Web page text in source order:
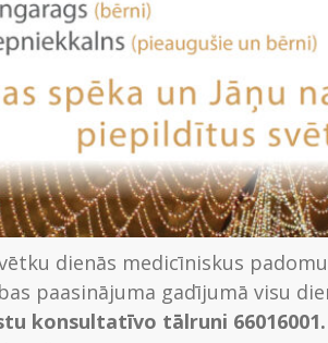
dienās medicīniskus
paasinājuma gadījumā visu
konsultatīvo tālruni 66016001.